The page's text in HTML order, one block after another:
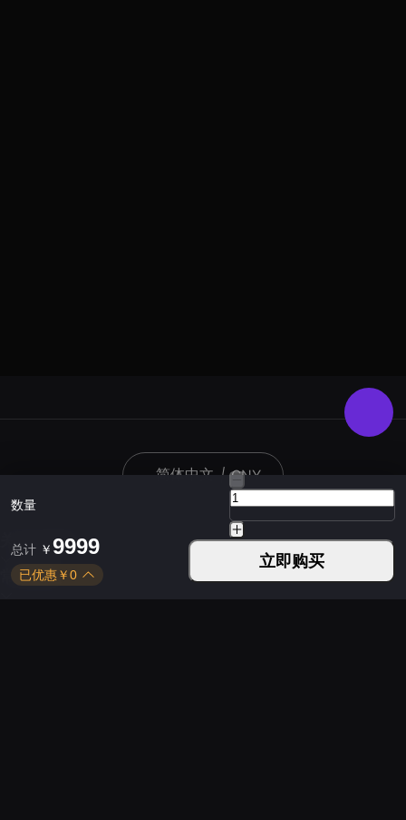
数量
总计 ￥9999
已优惠￥0
立即购买
简体中文 | CNY
关于KARDZ
常见问题